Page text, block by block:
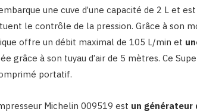
une cuve d’une capacité de 2 L et
le contrôle de la pression. Grâce à son
offre un débit maximal de 105 L/min et
grâce à son tuyau d’air de 5 mètres. Ce
portatif.
Michelin 009519 est un générateur